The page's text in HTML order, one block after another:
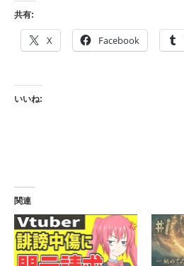
共有:
X Facebook
いいね:
関連